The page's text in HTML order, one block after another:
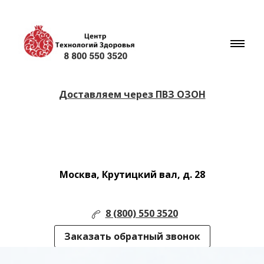
Доставляем через ПВЗ ОЗОН
Москва, Крутицкий вал, д. 28
8 (800) 550 3520
Заказать обратный звонок